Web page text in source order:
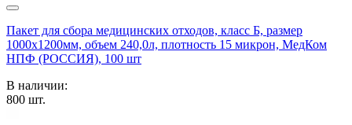
Пакет для сбора медицинских отходов, класс Б, размер
1000х1200мм, объем 240,0л, плотность 15 микрон, МедКом
НПФ (РОССИЯ), 100 шт
В наличии:
800 шт.